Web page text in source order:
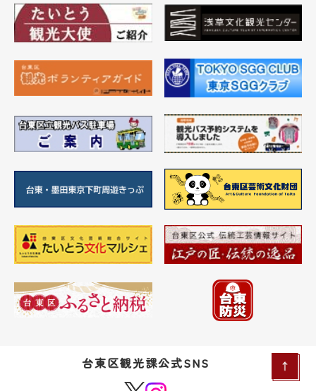
台東区観光課公式SNS